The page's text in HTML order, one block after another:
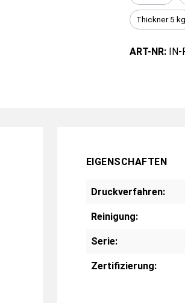
Thickner 5 kg
ART-NR: IN-
EIGENSCHAFTEN
Druckverfahren:
Reinigung:
Serie:
Zertifizierung: